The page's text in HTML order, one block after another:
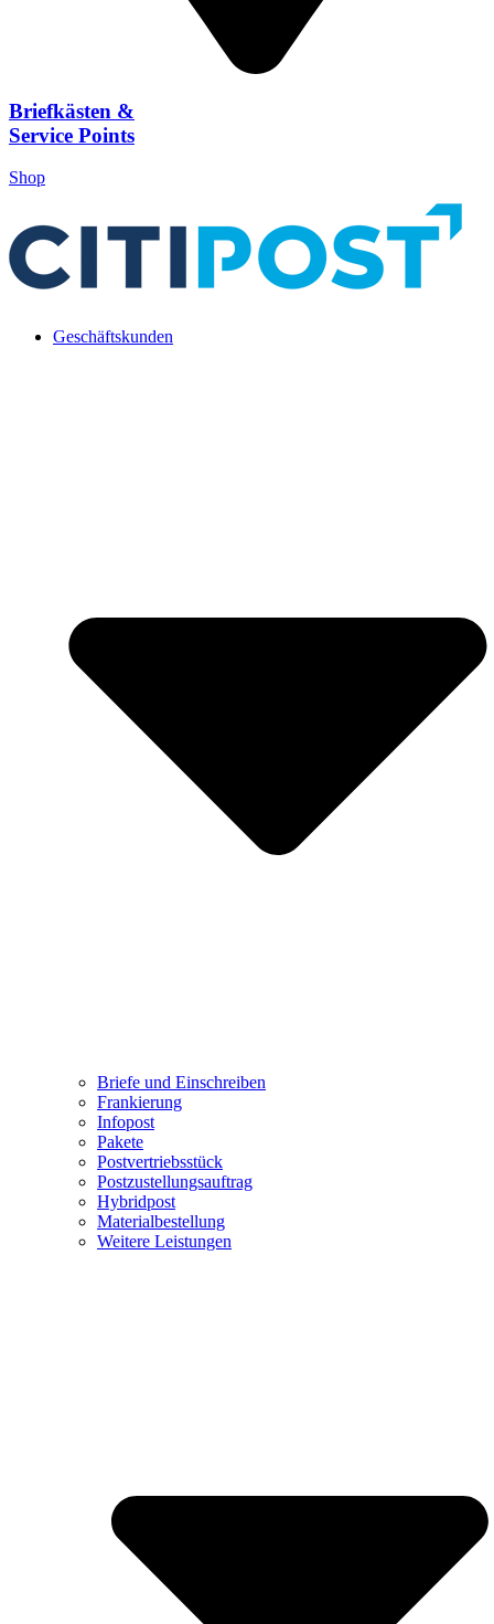
Briefkästen &
Service Points
Shop
Geschäftskunden
Briefe und Einschreiben
Frankierung
Infopost
Pakete
Postvertriebsstück
Postzustellungsauftrag
Hybridpost
Materialbestellung
Weitere Leistungen